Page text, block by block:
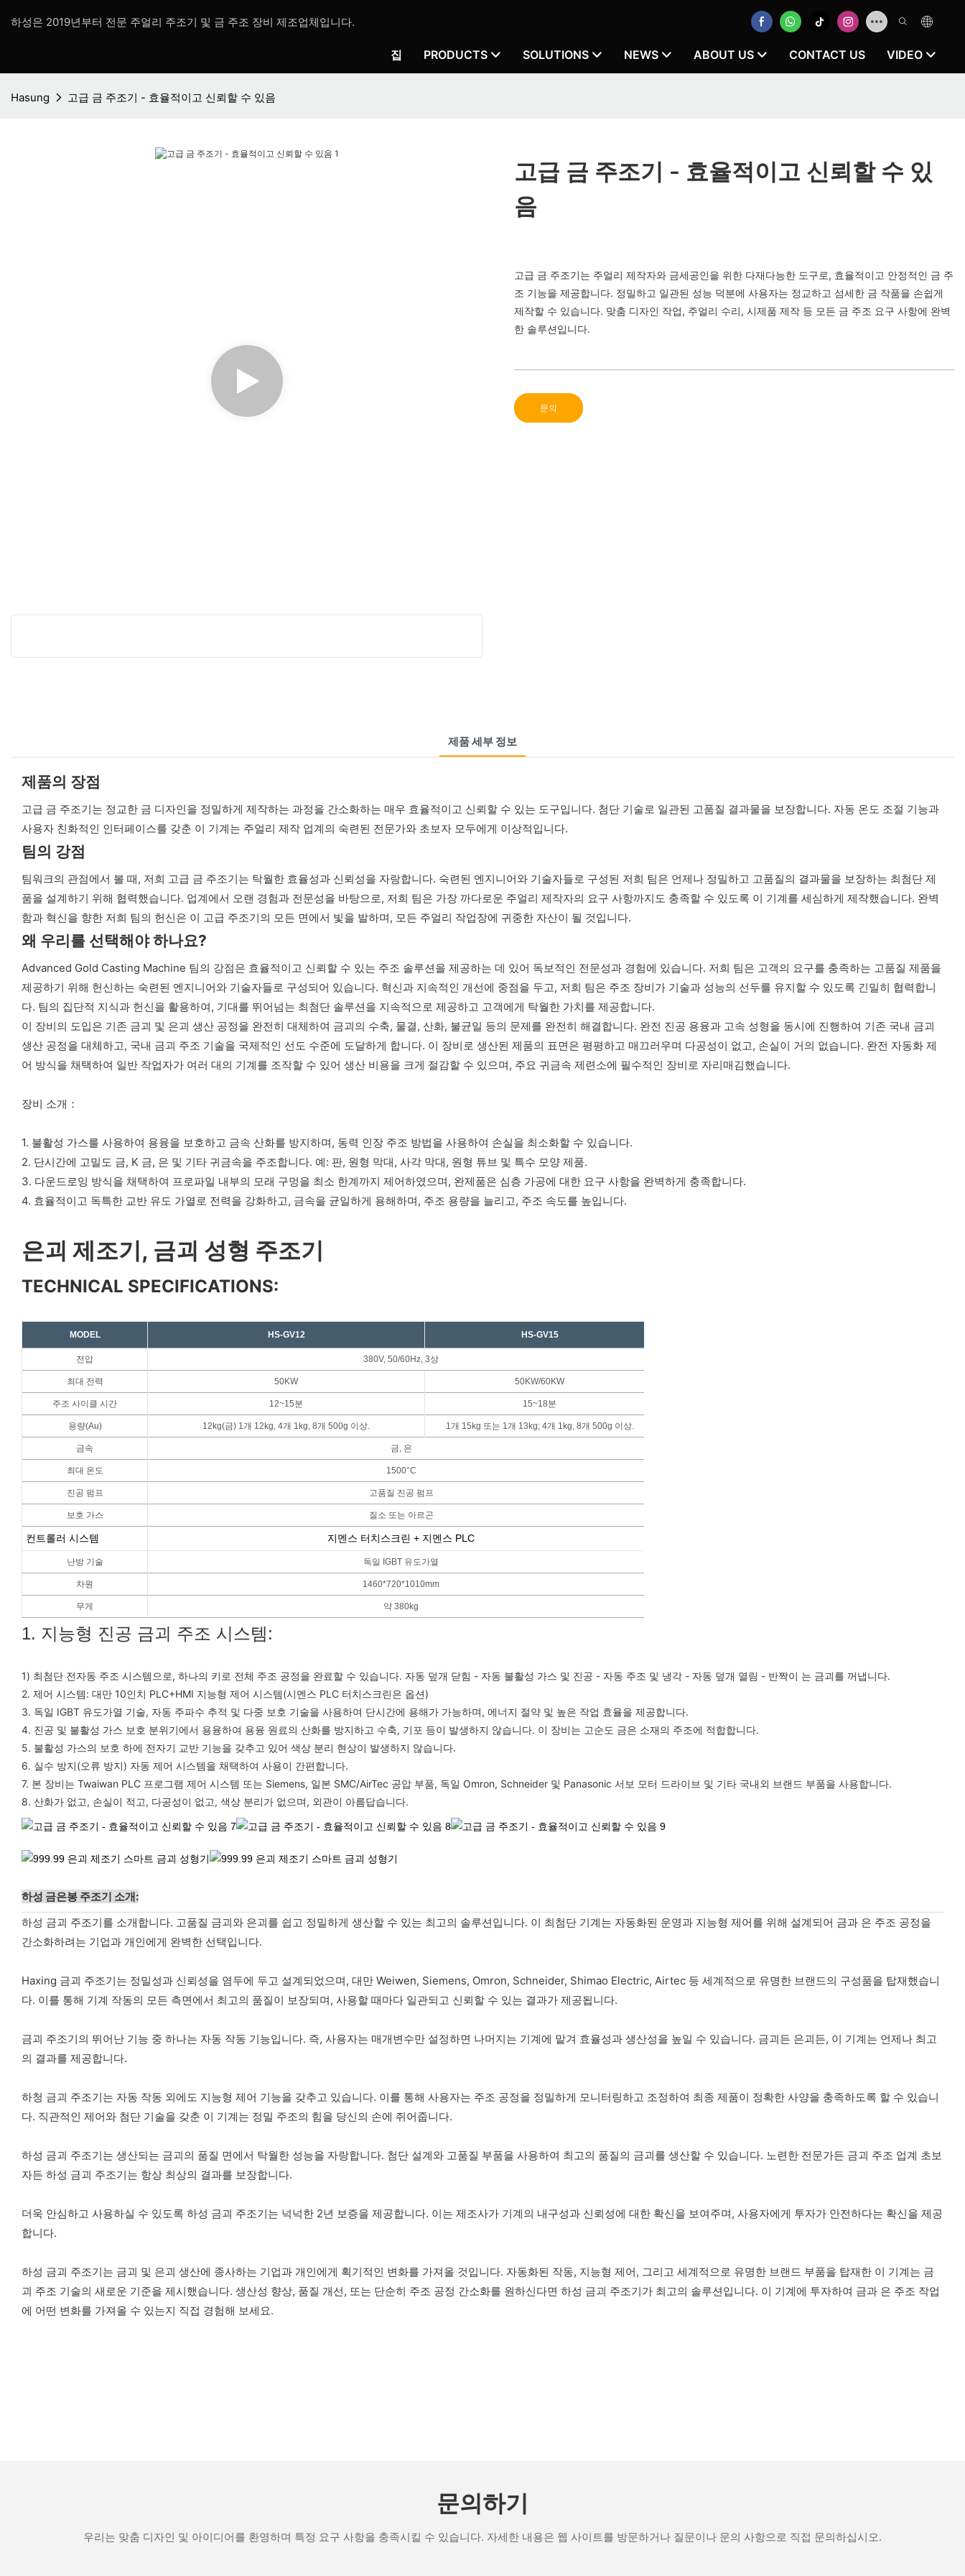
하성은 2019년부터 전문 주얼리 주조기 및 금 주조 장비 제조업체입니다.
집 PRODUCTS SOLUTIONS NEWS ABOUT US CONTACT US VIDEO
Hasung 고급 금 주조기 - 효율적이고 신뢰할 수 있음
고급 금 주조기 - 효율적이고 신뢰할 수 있
음
고급 금 주조기는 주얼리 제작자와 금세공인을 위한 다재다능한 도구로, 효율적이고 안정적인 금 주
조 기능을 제공합니다. 정밀하고 일관된 성능 덕분에 사용자는 정교하고 섬세한 금 작품을 손쉽게
제작할 수 있습니다. 맞춤 디자인 작업, 주얼리 수리, 시제품 제작 등 모든 금 주조 요구 사항에 완벽
한 솔루션입니다.
문의
제품 세부 정보
제품의 장점
고급 금 주조기는 정교한 금 디자인을 정밀하게 제작하는 과정을 간소화하는 매우 효율적이고 신뢰할 수 있는 도구입니다. 첨단 기술로 일관된 고품질 결과물을 보장합니다. 자동 온도 조절 기능과
사용자 친화적인 인터페이스를 갖춘 이 기계는 주얼리 제작 업계의 숙련된 전문가와 초보자 모두에게 이상적입니다.
팀의 강점
팀워크의 관점에서 볼 때, 저희 고급 금 주조기는 탁월한 효율성과 신뢰성을 자랑합니다. 숙련된 엔지니어와 기술자들로 구성된 저희 팀은 언제나 정밀하고 고품질의 결과물을 보장하는 최첨단 제
품을 설계하기 위해 협력했습니다. 업계에서 오랜 경험과 전문성을 바탕으로, 저희 팀은 가장 까다로운 주얼리 제작자의 요구 사항까지도 충족할 수 있도록 이 기계를 세심하게 제작했습니다. 완벽
함과 혁신을 향한 저희 팀의 헌신은 이 고급 주조기의 모든 면에서 빛을 발하며, 모든 주얼리 작업장에 귀중한 자산이 될 것입니다.
왜 우리를 선택해야 하나요?
Advanced Gold Casting Machine 팀의 강점은 효율적이고 신뢰할 수 있는 주조 솔루션을 제공하는 데 있어 독보적인 전문성과 경험에 있습니다. 저희 팀은 고객의 요구를 충족하는 고품질 제품을
제공하기 위해 헌신하는 숙련된 엔지니어와 기술자들로 구성되어 있습니다. 혁신과 지속적인 개선에 중점을 두고, 저희 팀은 주조 장비가 기술과 성능의 선두를 유지할 수 있도록 긴밀히 협력합니
다. 팀의 집단적 지식과 헌신을 활용하여, 기대를 뛰어넘는 최첨단 솔루션을 지속적으로 제공하고 고객에게 탁월한 가치를 제공합니다.
이 장비의 도입은 기존 금괴 및 은괴 생산 공정을 완전히 대체하여 금괴의 수축, 물결, 산화, 불균일 등의 문제를 완전히 해결합니다. 완전 진공 용융과 고속 성형을 동시에 진행하여 기존 국내 금괴
생산 공정을 대체하고, 국내 금괴 주조 기술을 국제적인 선도 수준에 도달하게 합니다. 이 장비로 생산된 제품의 표면은 평평하고 매끄러우며 다공성이 없고, 손실이 거의 없습니다. 완전 자동화 제
어 방식을 채택하여 일반 작업자가 여러 대의 기계를 조작할 수 있어 생산 비용을 크게 절감할 수 있으며, 주요 귀금속 제련소에 필수적인 장비로 자리매김했습니다.
장비 소개：
1. 불활성 가스를 사용하여 용융을 보호하고 금속 산화를 방지하며, 동력 인장 주조 방법을 사용하여 손실을 최소화할 수 있습니다.
2. 단시간에 고밀도 금, K 금, 은 및 기타 귀금속을 주조합니다. 예: 판, 원형 막대, 사각 막대, 원형 튜브 및 특수 모양 제품.
3. 다운드로잉 방식을 채택하여 프로파일 내부의 모래 구멍을 최소 한계까지 제어하였으며, 완제품은 심층 가공에 대한 요구 사항을 완벽하게 충족합니다.
4. 효율적이고 독특한 교반 유도 가열로 전력을 강화하고, 금속을 균일하게 용해하며, 주조 용량을 늘리고, 주조 속도를 높입니다.
은괴 제조기, 금괴 성형 주조기
TECHNICAL SPECIFICATIONS:
MODEL HS-GV12 HS-GV15
전압 380V, 50/60Hz, 3상
최대 전력 50KW 50KW/60KW
주조 사이클 시간 12~15분 15~18분
용량(Au) 12kg(금) 1개 12kg, 4개 1kg, 8개 500g 이상. 1개 15kg 또는 1개 13kg; 4개 1kg, 8개 500g 이상.
금속 금, 은
최대 온도 1500°C
진공 펌프 고품질 진공 펌프
보호 가스 질소 또는 아르곤
컨트롤러 시스템 지멘스 터치스크린 + 지멘스 PLC
난방 기술 독일 IGBT 유도가열
차원 1460*720*1010mm
무게 약 380kg
1. 지능형 진공 금괴 주조 시스템:
1) 최첨단 전자동 주조 시스템으로, 하나의 키로 전체 주조 공정을 완료할 수 있습니다. 자동 덮개 닫힘 - 자동 불활성 가스 및 진공 - 자동 주조 및 냉각 - 자동 덮개 열림 - 반짝이 는 금괴를 꺼냅니다.
2. 제어 시스템: 대만 10인치 PLC+HMI 지능형 제어 시스템(시멘스 PLC 터치스크린은 옵션)
3. 독일 IGBT 유도가열 기술, 자동 주파수 추적 및 다중 보호 기술을 사용하여 단시간에 용해가 가능하며, 에너지 절약 및 높은 작업 효율을 제공합니다.
4. 진공 및 불활성 가스 보호 분위기에서 용융하여 용융 원료의 산화를 방지하고 수축, 기포 등이 발생하지 않습니다. 이 장비는 고순도 금은 소재의 주조에 적합합니다.
5. 불활성 가스의 보호 하에 전자기 교반 기능을 갖추고 있어 색상 분리 현상이 발생하지 않습니다.
6. 실수 방지(오류 방지) 자동 제어 시스템을 채택하여 사용이 간편합니다.
7. 본 장비는 Twaiwan PLC 프로그램 제어 시스템 또는 Siemens, 일본 SMC/AirTec 공압 부품, 독일 Omron, Schneider 및 Panasonic 서보 모터 드라이브 및 기타 국내외 브랜드 부품을 사용합니다.
8. 산화가 없고, 손실이 적고, 다공성이 없고, 색상 분리가 없으며, 외관이 아름답습니다.
하성 금은봉 주조기 소개:
하성 금괴 주조기를 소개합니다. 고품질 금괴와 은괴를 쉽고 정밀하게 생산할 수 있는 최고의 솔루션입니다. 이 최첨단 기계는 자동화된 운영과 지능형 제어를 위해 설계되어 금과 은 주조 공정을
간소화하려는 기업과 개인에게 완벽한 선택입니다.
Haxing 금괴 주조기는 정밀성과 신뢰성을 염두에 두고 설계되었으며, 대만 Weiwen, Siemens, Omron, Schneider, Shimao Electric, Airtec 등 세계적으로 유명한 브랜드의 구성품을 탑재했습니
다. 이를 통해 기계 작동의 모든 측면에서 최고의 품질이 보장되며, 사용할 때마다 일관되고 신뢰할 수 있는 결과가 제공됩니다.
금괴 주조기의 뛰어난 기능 중 하나는 자동 작동 기능입니다. 즉, 사용자는 매개변수만 설정하면 나머지는 기계에 맡겨 효율성과 생산성을 높일 수 있습니다. 금괴든 은괴든, 이 기계는 언제나 최고
의 결과를 제공합니다.
하청 금괴 주조기는 자동 작동 외에도 지능형 제어 기능을 갖추고 있습니다. 이를 통해 사용자는 주조 공정을 정밀하게 모니터링하고 조정하여 최종 제품이 정확한 사양을 충족하도록 할 수 있습니
다. 직관적인 제어와 첨단 기술을 갖춘 이 기계는 정밀 주조의 힘을 당신의 손에 쥐어줍니다.
하성 금괴 주조기는 생산되는 금괴의 품질 면에서 탁월한 성능을 자랑합니다. 첨단 설계와 고품질 부품을 사용하여 최고의 품질의 금괴를 생산할 수 있습니다. 노련한 전문가든 금괴 주조 업계 초보
자든 하성 금괴 주조기는 항상 최상의 결과를 보장합니다.
더욱 안심하고 사용하실 수 있도록 하성 금괴 주조기는 넉넉한 2년 보증을 제공합니다. 이는 제조사가 기계의 내구성과 신뢰성에 대한 확신을 보여주며, 사용자에게 투자가 안전하다는 확신을 제공
합니다.
하성 금괴 주조기는 금괴 및 은괴 생산에 종사하는 기업과 개인에게 획기적인 변화를 가져올 것입니다. 자동화된 작동, ​​지능형 제어, 그리고 세계적으로 유명한 브랜드 부품을 탑재한 이 기계는 금
괴 주조 기술의 새로운 기준을 제시했습니다. 생산성 향상, 품질 개선, 또는 단순히 주조 공정 간소화를 원하신다면 하성 금괴 주조기가 최고의 솔루션입니다. 이 기계에 투자하여 금과 은 주조 작업
에 어떤 변화를 가져올 수 있는지 직접 경험해 보세요.
문의하기
우리는 맞춤 디자인 및 아이디어를 환영하며 특정 요구 사항을 충족시킬 수 있습니다. 자세한 내용은 웹 사이트를 방문하거나 질문이나 문의 사항으로 직접 문의하십시오.